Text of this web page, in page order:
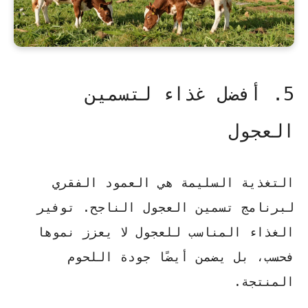
5. أفضل غذاء لتسمين
العجول
التغذية السليمة هي العمود الفقري
لبرنامج تسمين العجول الناجح. توفير
الغذاء المناسب للعجول لا يعزز نموها
فحسب، بل يضمن أيضًا جودة اللحوم
المنتجة.